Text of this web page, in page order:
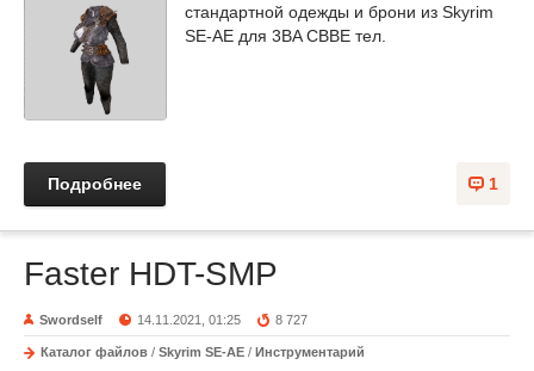
стандартной одежды и брони из Skyrim
SE-AE для 3BA CBBE тел.
1
Подробнее
Faster HDT-SMP
Swordself 14.11.2021, 01:25 8 727
Каталог файлов / Skyrim SE-AE / Инструментарий